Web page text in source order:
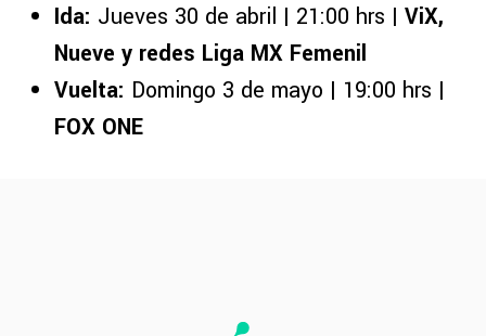
Ida: Jueves 30 de abril | 21:00 hrs | ViX,
Nueve y redes Liga MX Femenil
Vuelta: Domingo 3 de mayo | 19:00 hrs |
FOX ONE